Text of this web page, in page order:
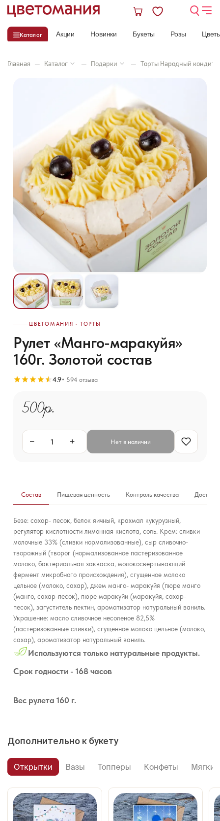
Каталог Акции Новинки Букеты Розы
Главная — Каталог — Подарки — Торты Народный
ЦВЕТОМАНИЯ · ТОРТЫ
Рулет «Манго-маракуйя»
160г. Золотой состав
4.9 594 отзыва
500р.
− + Нет в наличии
Состав Пищевая ценность Контроль качества
Безе: сахар- песок, белок яичный, крахмал кукурузный,
регулятор кислотности лимонная кислота, соль. Крем: сливки
молочные 33% (сливки нормализованные), сыр сливочно-
творожный (творог (нормализованное пастеризованное
молоко, бактериальная закваска, молокосвертывающий
фермент микробного происхождения), сгущенное молоко
цельное (молоко, сахар), джем манго- маракуйя (пюре манго
(манго, сахар-песок), пюре маракуйи (маракуйя, сахар-
песок), загуститель пектин, ароматизатор натуральный ваниль.
Украшение: масло сливочное несоленое 82,5%
(пастеризованные сливки), сгущенное молоко цельное (молоко,
сахар), ароматизатор натуральный ваниль.
Используются только натуральные продукты.
Срок годности - 168 часов
Вес рулета 160 г.
Дополнительно к букету
Открытки Вазы Топперы Конфеты